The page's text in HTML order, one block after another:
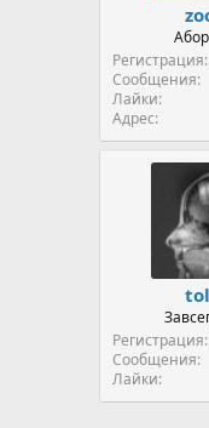
Регистрация
Сообщения
Лайки
Адрес
Регистрация
Сообщения
Лайки